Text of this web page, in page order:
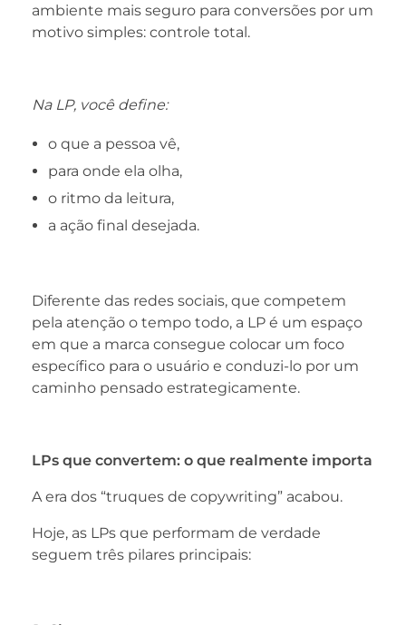
ambiente mais seguro para conversões por um
motivo simples: controle total.
Na LP, você define:
o que a pessoa vê,
para onde ela olha,
o ritmo da leitura,
a ação final desejada.
Diferente das redes sociais, que competem
pela atenção o tempo todo, a LP é um espaço
em que a marca consegue colocar um foco
específico para o usuário e conduzi-lo por um
caminho pensado estrategicamente.
LPs que convertem: o que realmente importa
A era dos “truques de copywriting” acabou.
Hoje, as LPs que performam de verdade
seguem três pilares principais: